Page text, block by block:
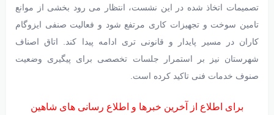
تصمیمات اتخاذ شده در این نشست، انتظار می رود بخشی از موانع
تامین سوخت و تجهیزات کاری مرتفع شود و فعالیت صنفی ایزوگام
کاران در مسیر پایدار و قانونی تری ادامه پیدا کند. اتاق اصناف
شهرستان نیز بر استمرار جلسات تخصصی برای پیگیری وضعیت
صنوف خدمات فنی تاکید کرده است.
برای اطلاع از آخرین خبرها و اطلاع رسانی های شاهین